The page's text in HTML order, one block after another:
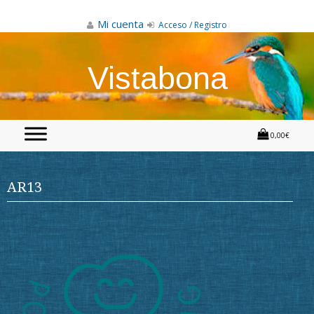
Mi cuenta Acceso / Registro
Vistabona
0,00€
AR13